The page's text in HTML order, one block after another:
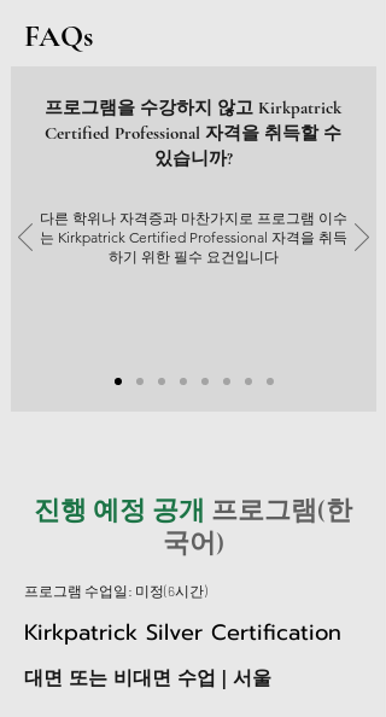
FAQs
프로그램을 수강하지 않고 Kirkpatrick
Certified Professional 자격을 취득할 수
있습니까?
다른 학위나 자격증과 마찬가지로 프로그램 이수
는 Kirkpatrick Certified Professional 자격을 취득
하기 위한 필수 요건입니다
진행 예정 공개 프로그램(한
국어)
프로그램 수업일: 미정(6시간)
Kirkpatrick Silver Certification
대면 또는 비대면 수업 | 서울